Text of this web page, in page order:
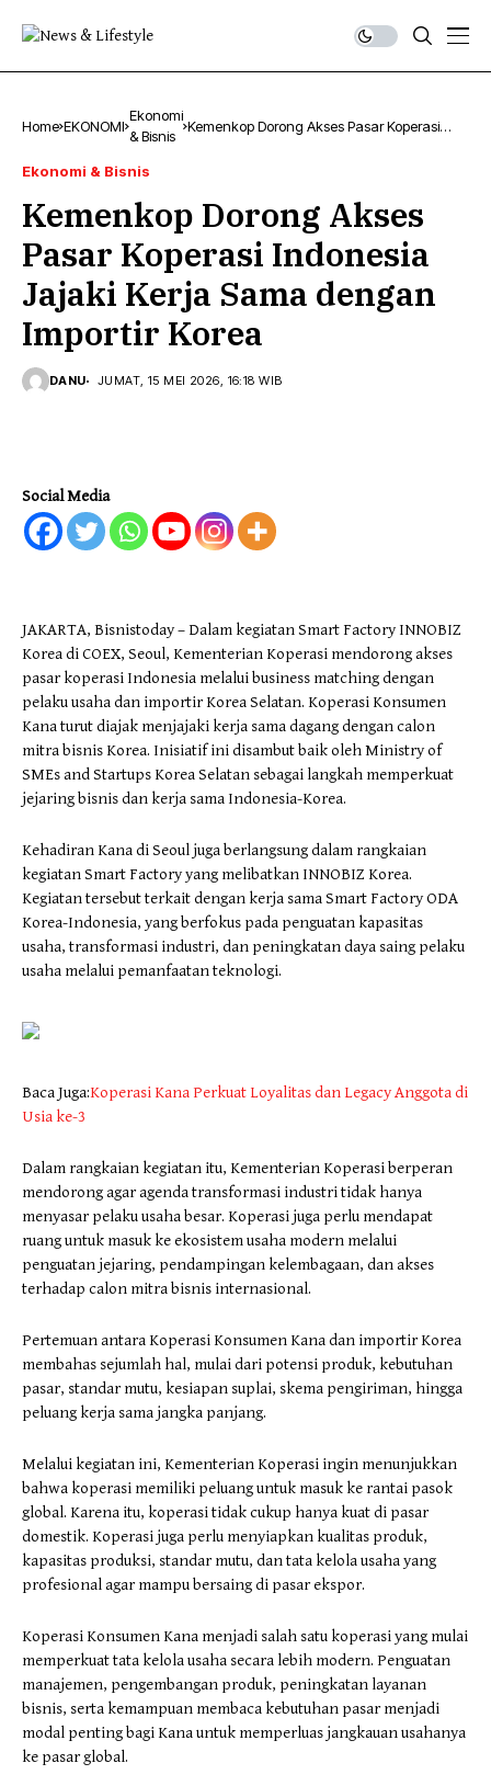
Home EKONOMI
Ekonomi
& Bisnis
Kemenkop Dorong Akses Pasar Koperasi
Ekonomi & Bisnis
Kemenkop Dorong Akses
Pasar Koperasi Indonesia
Jajaki Kerja Sama dengan
Importir Korea
DANU JUMAT, 15 MEI 2026, 16:18 WIB
Social Media
JAKARTA, Bisnistoday – Dalam kegiatan Smart Factory INNOBIZ
Korea di COEX, Seoul, Kementerian Koperasi mendorong akses
pasar koperasi Indonesia melalui business matching dengan
pelaku usaha dan importir Korea Selatan. Koperasi Konsumen
Kana turut diajak menjajaki kerja sama dagang dengan calon
mitra bisnis Korea. Inisiatif ini disambut baik oleh Ministry of
SMEs and Startups Korea Selatan sebagai langkah memperkuat
jejaring bisnis dan kerja sama Indonesia-Korea.
Kehadiran Kana di Seoul juga berlangsung dalam rangkaian
kegiatan Smart Factory yang melibatkan INNOBIZ Korea.
Kegiatan tersebut terkait dengan kerja sama Smart Factory ODA
Korea-Indonesia, yang berfokus pada penguatan kapasitas
usaha, transformasi industri, dan peningkatan daya saing pelaku
usaha melalui pemanfaatan teknologi.
Baca Juga:Koperasi Kana Perkuat Loyalitas dan Legacy Anggota di
Usia ke-3
Dalam rangkaian kegiatan itu, Kementerian Koperasi berperan
mendorong agar agenda transformasi industri tidak hanya
menyasar pelaku usaha besar. Koperasi juga perlu mendapat
ruang untuk masuk ke ekosistem usaha modern melalui
penguatan jejaring, pendampingan kelembagaan, dan akses
terhadap calon mitra bisnis internasional.
Pertemuan antara Koperasi Konsumen Kana dan importir Korea
membahas sejumlah hal, mulai dari potensi produk, kebutuhan
pasar, standar mutu, kesiapan suplai, skema pengiriman, hingga
peluang kerja sama jangka panjang.
Melalui kegiatan ini, Kementerian Koperasi ingin menunjukkan
bahwa koperasi memiliki peluang untuk masuk ke rantai pasok
global. Karena itu, koperasi tidak cukup hanya kuat di pasar
domestik. Koperasi juga perlu menyiapkan kualitas produk,
kapasitas produksi, standar mutu, dan tata kelola usaha yang
profesional agar mampu bersaing di pasar ekspor.
Koperasi Konsumen Kana menjadi salah satu koperasi yang mulai
memperkuat tata kelola usaha secara lebih modern. Penguatan
manajemen, pengembangan produk, peningkatan layanan
bisnis, serta kemampuan membaca kebutuhan pasar menjadi
modal penting bagi Kana untuk memperluas jangkauan usahanya
ke pasar global.